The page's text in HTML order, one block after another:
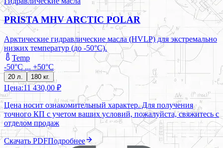
PRISTA MHV ARCTIC POLAR
Арктические гидравлические масла (HVLP) для экстремально
низких температур (до -50°C).
Temp
-50°С ... +50°С
20 л. 180 кг.
Цена:11 430,00 ₽
Цена носит ознакомительный характер. Для получения
точного КП с учетом ваших условий, пожалуйста, свяжитесь с
отделом продаж
Скачать PDFПодробнее